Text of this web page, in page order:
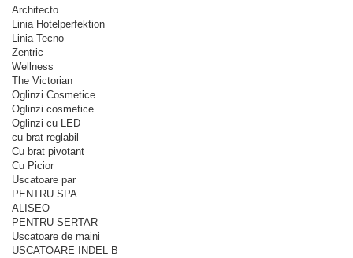
Architecto
Linia Hotelperfektion
Linia Tecno
Zentric
Wellness
The Victorian
Oglinzi Cosmetice
Oglinzi cosmetice
Oglinzi cu LED
cu brat reglabil
Cu brat pivotant
Cu Picior
Uscatoare par
PENTRU SPA
ALISEO
PENTRU SERTAR
Uscatoare de maini
USCATOARE INDEL B